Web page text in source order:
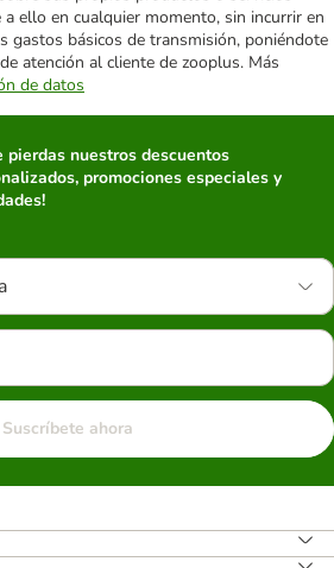
ello en cualquier momento, sin incurrir en
gastos básicos de transmisión, poniéndote
atención al cliente de zooplus. Más
de datos
pierdas nuestros descuentos
promociones especiales y
Suscríbete ahora